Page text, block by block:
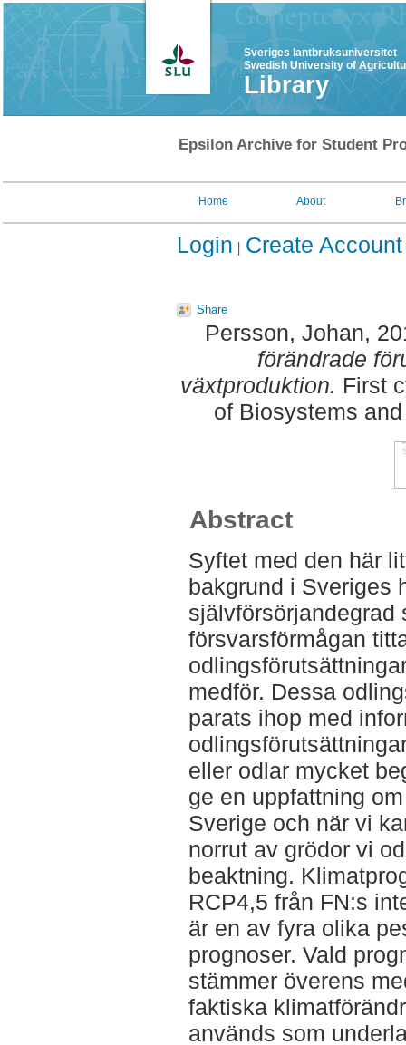
Sveriges lantbruksuniversitet
Swedish University of
Library
Epsilon Archive for Student
Home About
Login Create Account
Share
Persson, Johan,
förändrade
växtproduktion. First
of Biosystems
Abstract
Syftet med den här
bakgrund i Sveriges
självförsörjandegrad
försvarsförmågan
medför. Dessa
parats ihop med
eller odlar mycket
ge en uppfattning
Sverige och när vi
norrut av grödor vi
beaktning.
RCP4,5 från FN:s
är en av fyra olika
prognoser. Vald
stämmer överens
faktiska
används som